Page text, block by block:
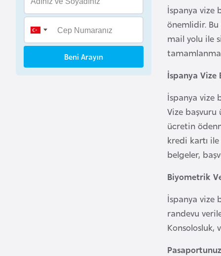
İspanya vize
önemlidir.
mail yolu ile
İspanya Vize
İspanya vize
Vize
ücretin
kredi kartı
belgeler,
Biyometrik
İspanya vize
randevu
Konsolosluk,
Beni Arayın
B
e
i